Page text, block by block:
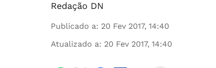
Redação DN
Publicado a: 20 Fev 2017, 14:40
Atualizado a: 20 Fev 2017, 14:40